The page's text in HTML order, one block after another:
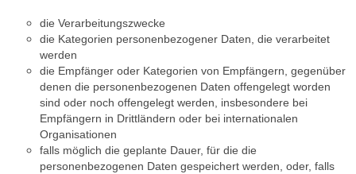
die Verarbeitungszwecke
die Kategorien personenbezogener Daten, die verarbeitet
werden
die Empfänger oder Kategorien von Empfängern, gegenüber
denen die personenbezogenen Daten offengelegt worden
sind oder noch offengelegt werden, insbesondere bei
Empfängern in Drittländern oder bei internationalen
Organisationen
falls möglich die geplante Dauer, für die die
personenbezogenen Daten gespeichert werden, oder, falls